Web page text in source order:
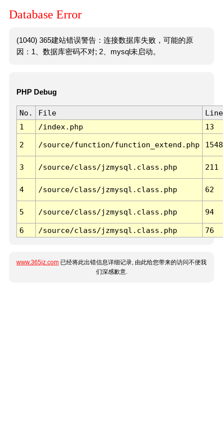
Database Error
(1040) 365建站错误警告：连接数据库失败，可能的原
因：1、数据库密码不对; 2、mysql未启动。
PHP Debug
No. File
Line
1
/index.php 13
2 /source/function/function_extend.php 1548
3 /source/class/jzmysql.class.php 211
4 /source/class/jzmysql.class.php 62
5 /source/class/jzmysql.class.php 94
6 /source/class/jzmysql.class.php 76
www.365jz.com 已经将此出错信息详细记录, 由此给您带来的访问不便我
们深感歉意.